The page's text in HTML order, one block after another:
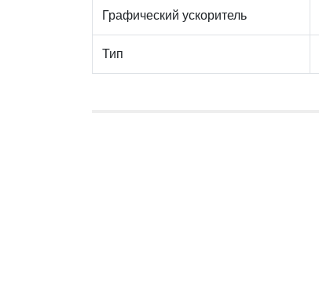
Графический ускоритель
Тип